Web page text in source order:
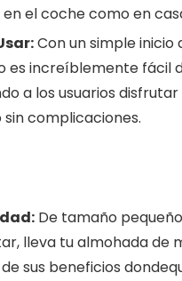
el coche como en
Con un simple inicio
es increíblemente fácil
a los usuarios
complicaciones.
De tamaño
lleva tu almohada de
sus beneficios